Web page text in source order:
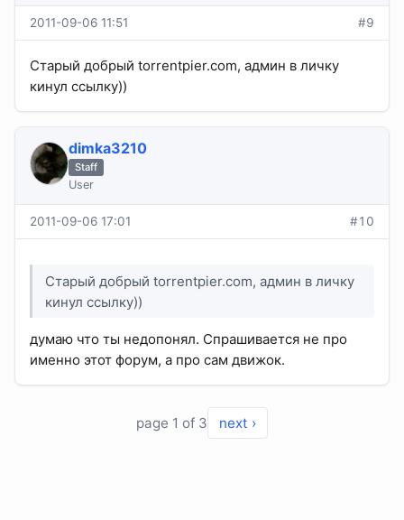
2011-09-06 11:51 #9
Старый добрый torrentpier.com, админ в личку
кинул ссылку))
dimka3210
Staff
User
2011-09-06 17:01 #10
Старый добрый torrentpier.com, админ в личку
кинул ссылку))
думаю что ты недопонял. Спрашивается не про
именно этот форум, а про сам движок.
page 1 of 3 next ›